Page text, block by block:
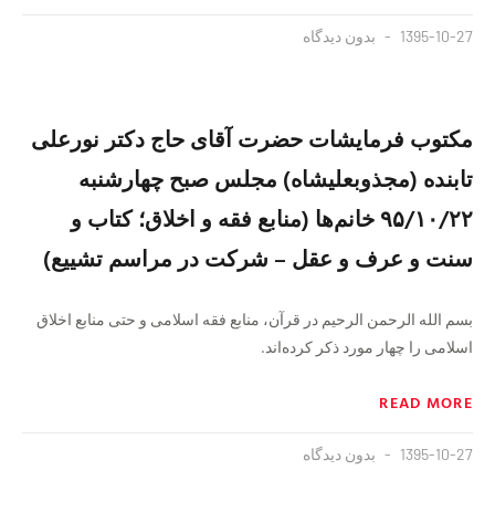
1395-10-27 بدون دیدگاه
مکتوب فرمایشات حضرت آقای حاج دکتر نورعلی
تابنده (مجذوبعلیشاه) مجلس صبح چهارشنبه
۹۵/۱۰/۲۲ خانم‌ها (منابع فقه و اخلاق؛ کتاب و
سنت و عرف و عقل – شرکت در مراسم تشییع)
بسم الله الرحمن الرحیم در قرآن، منابع فقه اسلامی و حتی منابع اخلاق
اسلامی را چهار مورد ذکر کرده‌اند.
READ MORE
1395-10-27 بدون دیدگاه